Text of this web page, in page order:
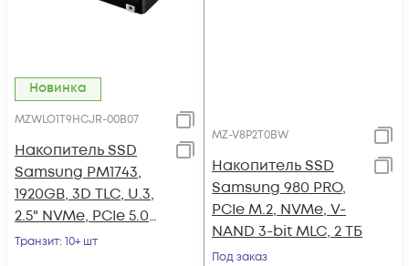
Новинка
MZWLO1T9HCJR-00B07
Накопитель SSD
Samsung PM1743,
1920GB, 3D TLC, U.3,
2.5" NVMe, PCIe 5.0
x4
Транзит: 10+ шт
MZ-V8P2T0BW
Накопитель SSD
Samsung 980 PRO,
PCIe M.2, NVMe, V-
NAND 3-bit MLC, 2 ТБ
Под заказ